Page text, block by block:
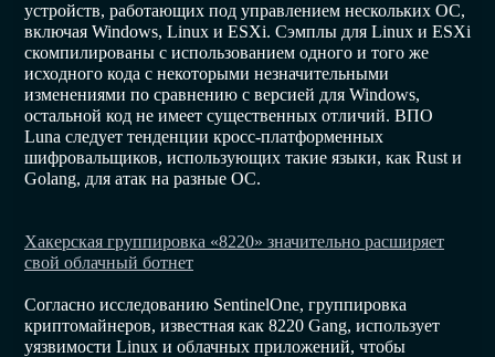
устройств, работающих под управлением нескольких ОС,
включая Windows, Linux и ESXi. Сэмплы для Linux и ESXi
скомпилированы с использованием одного и того же
исходного кода с некоторыми незначительными
изменениями по сравнению с версией для Windows,
остальной код не имеет существенных отличий. ВПО
Luna следует тенденции кросс-платформенных
шифровальщиков, использующих такие языки, как Rust и
Golang, для атак на разные ОС.
Хакерская группировка «8220» значительно расширяет
свой облачный ботнет
Согласно исследованию SentinelOne, группировка
криптомайнеров, известная как 8220 Gang, использует
уязвимости Linux и облачных приложений, чтобы